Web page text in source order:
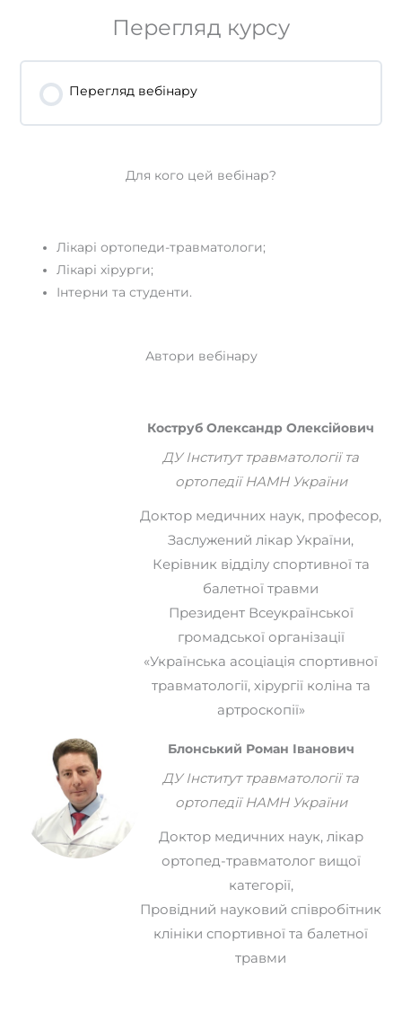
Перегляд курсу
Перегляд вебінару
Для кого цей вебінар?
Лікарі ортопеди-травматологи;
Лікарі хірурги;
Інтерни та студенти.
Автори вебінару
Коструб Олександр Олексійович
ДУ Інститут травматології та
ортопедії НАМН України
Доктор медичних наук, професор,
Заслужений лікар України,
Керівник відділу спортивної та
балетної травми
Президент Всеукраїнської
громадської організації
«Українська асоціація спортивної
травматології, хірургії коліна та
артроскопії»
Блонський Роман Іванович
ДУ Інститут травматології та
ортопедії НАМН України
Доктор медичних наук, лікар
ортопед-травматолог вищої
категорії,
Провідний науковий співробітник
клініки спортивної та балетної
травми